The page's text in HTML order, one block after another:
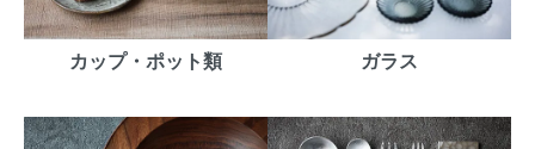
カップ・ポット類 ガラス